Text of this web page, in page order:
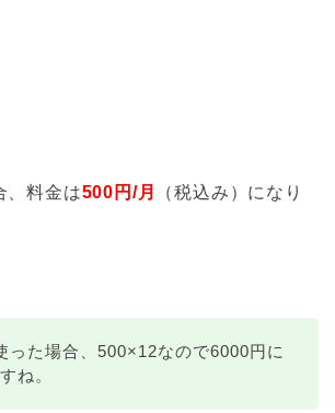
、料金は500円/月
（税込み）になり
った場合、 500×12なので6000円に
ね。